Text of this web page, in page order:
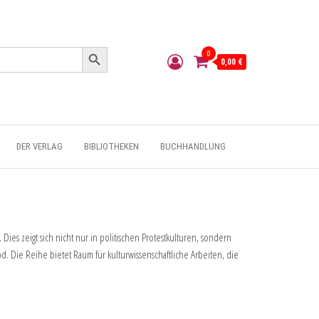
Search Button
0
0,00 €
DER VERLAG BIBLIOTHEKEN BUCHHANDLUNG
zeigt sich nicht nur in politischen Protestkulturen, sondern
Die Reihe bietet Raum für kulturwissenschaftliche Arbeiten, die